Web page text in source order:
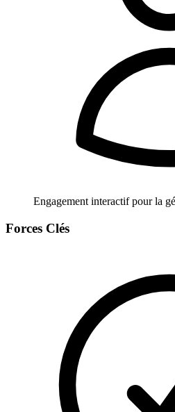
Engagement interactif pour la
Forces Clés